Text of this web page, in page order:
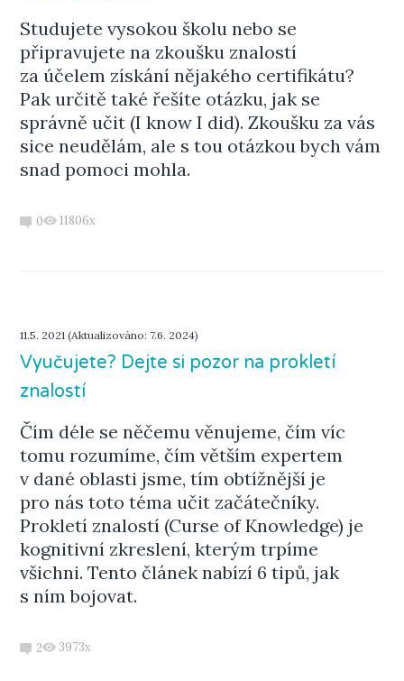
Studujete vysokou školu nebo se
připravujete na zkoušku znalostí
za účelem získání nějakého certifikátu?
Pak určitě také řešíte otázku, jak se
správně učit (I know I did). Zkoušku za vás
sice neudělám, ale s tou otázkou bych vám
snad pomoci mohla.
0 11806x
11.5. 2021 (Aktualizováno: 7.6. 2024)
Vyučujete? Dejte si pozor na prokletí
znalostí
Čím déle se něčemu věnujeme, čím víc
tomu rozumíme, čím větším expertem
v dané oblasti jsme, tím obtížnější je
pro nás toto téma učit začátečníky.
Prokletí znalostí (Curse of Knowledge) je
kognitivní zkreslení, kterým trpíme
všichni. Tento článek nabízí 6 tipů, jak
s ním bojovat.
2 3973x